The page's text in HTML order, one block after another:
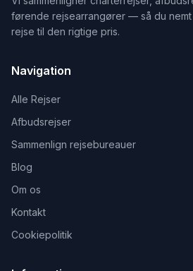
førende rejsearrangører — så du
rejse til den rigtige pris.
Navigation
Alle Rejser
Afbudsrejser
Sammenlign rejsebureauer
Blog
Om os
Kontakt
Cookiepolitik